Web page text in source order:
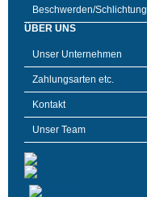
Beschwerden/Schlichtung
ÜBER UNS
Unser Unternehmen
Zahlungsarten etc.
Kontakt
Unser Team